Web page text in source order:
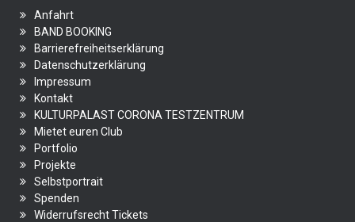
Anfahrt
BAND BOOKING
Barrierefreiheitserklärung
Datenschutzerklärung
Impressum
Kontakt
KULTURPALAST CORONA TESTZENTRUM
Mietet euren Club
Portfolio
Projekte
Selbstportrait
Spenden
Widerrufsrecht Tickets